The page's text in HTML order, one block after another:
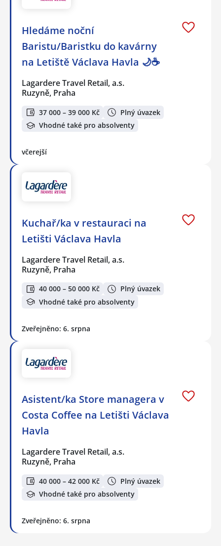
Hledáme noční
Baristu/Baristku do kavárny
na Letiště Václava Havla 🌙☕
Lagardere Travel Retail, a.s.
Ruzyně, Praha
37 000 – 39 000 Kč
Plný úvazek
Vhodné také pro absolventy
včerejší
Kuchař/ka v restauraci na
Letišti Václava Havla
Lagardere Travel Retail, a.s.
Ruzyně, Praha
40 000 – 50 000 Kč
Plný úvazek
Vhodné také pro absolventy
Zveřejněno: 6. srpna
Asistent/ka Store managera v
Costa Coffee na Letišti Václava
Havla
Lagardere Travel Retail, a.s.
Ruzyně, Praha
40 000 – 42 000 Kč
Plný úvazek
Vhodné také pro absolventy
Zveřejněno: 6. srpna